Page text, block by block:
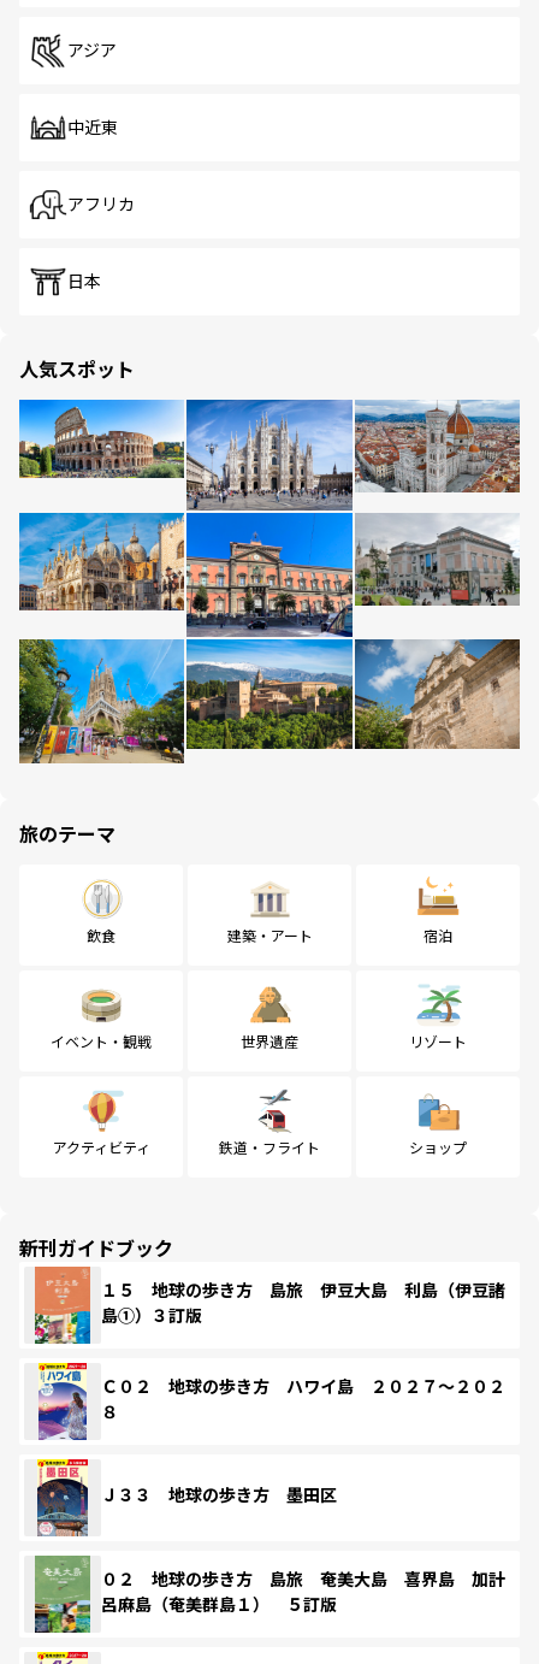
アジア
中近東
アフリカ
日本
人気スポット
旅のテーマ
飲食 建築・アート 宿泊
イベント・観戦 世界遺産 リゾート
アクティビティ 鉄道・フライト ショップ
新刊ガイドブック
１５ 地球の歩き方 島旅 伊豆大島 利島（伊豆諸
島①）３訂版
Ｃ０２ 地球の歩き方 ハワイ島 ２０２７～２０２
８
Ｊ３３ 地球の歩き方 墨田区
０２ 地球の歩き方 島旅 奄美大島 喜界島 加計
呂麻島（奄美群島１） ５訂版